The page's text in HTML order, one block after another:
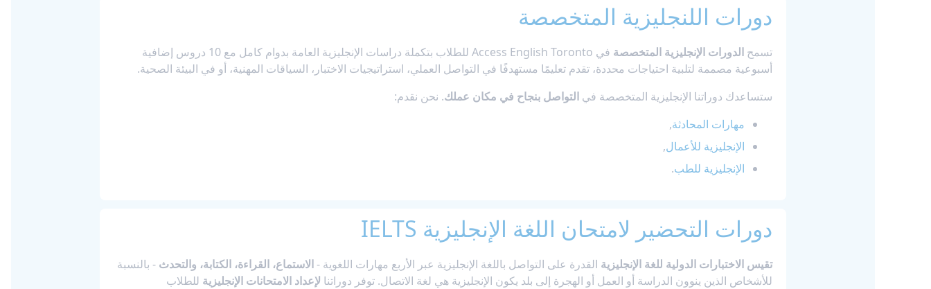
دورات اللنجليزية المتخصصة
تسمح الدورات الإنجليزية المتخصصة
في Access English Toronto للطلاب بتكملة دراسات الإنجليزية العامة بدوام كامل مع 10 دروس إضافية
أسبوعية مصممة لتلبية احتياجات محددة، تقدم تعليمًا مستهدفًا في التواصل العملي، استراتيجيات الاختبار، السياقات المهنية، أو في البيئة الصحية.
ستساعدك دوراتنا الإنجليزية المتخصصة في التواصل بنجاح في مكان عملك. نحن نقدم:
مهارات المحادثة,
الإنجليزية للأعمال,
الإنجليزية للطب.
دورات التحضير لامتحان اللغة الإنجليزية IELTS
تقيس الاختبارات الدولية للغة الإنجليزية القدرة على التواصل باللغة الإنجليزية عبر الأربع مهارات اللغوية -الاستماع، القراءة، الكتابة، والتحدث - بالنسبة
للأشخاص الذين ينوون الدراسة أو العمل أو الهجرة إلى بلد يكون الإنجليزية هي لغة الاتصال. توفر دوراتنا لإعداد الامتحانات الإنجليزية للطلاب